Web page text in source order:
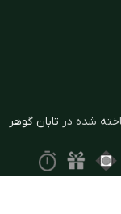
شده در تابان گوهر